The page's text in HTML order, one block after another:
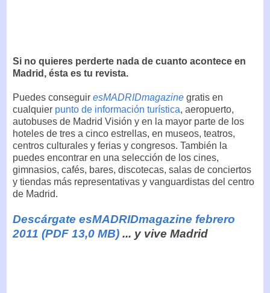
Si no quieres perderte nada de cuanto acontece en
Madrid, ésta es tu revista.
Puedes conseguir esMADRIDmagazine gratis en
cualquier punto de información turística, aeropuerto,
autobuses de Madrid Visión y en la mayor parte de los
hoteles de tres a cinco estrellas, en museos, teatros,
centros culturales y ferias y congresos. También la
puedes encontrar en una selección de los cines,
gimnasios, cafés, bares, discotecas, salas de conciertos
y tiendas más representativas y vanguardistas del centro
de Madrid.
Descárgate esMADRIDmagazine febrero
2011 (PDF 13,0 MB) ... y vive Madrid